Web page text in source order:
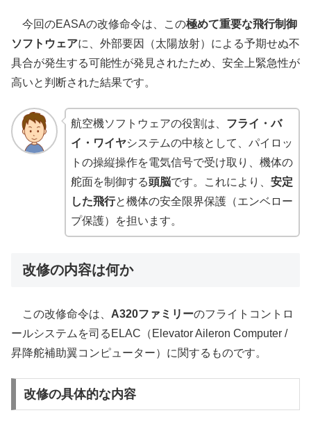
今回のEASAの改修命令は、この極めて重要な飛行制御
ソフトウェアに、外部要因（太陽放射）による予期せぬ不
具合が発生する可能性が発見されたため、安全上緊急性が
高いと判断された結果です。
航空機ソフトウェアの役割は、 フライ・バ
イ・ワイヤシステムの中核として、パイロッ
トの操縦操作を電気信号で受け取り、機体の
舵面を制御する頭脳です。これにより、 安定
した飛行と機体の安全限界保護（エンベロー
プ保護）を担います。
改修の内容は何か
この改修命令は、 A320ファミリーのフライトコントロ
ールシステムを司るELAC（Elevator Aileron Computer /
昇降舵補助翼コンピューター）に関するものです。
改修の具体的な内容